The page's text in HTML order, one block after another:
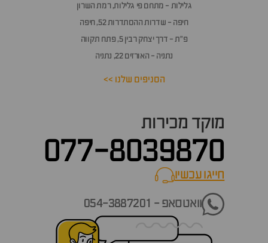
גלילות - מתחם פי גלילות, רמת השרון
חיפה - שדרות ההסתדרות 52, חיפה
פ״ת - דרך יצחק רבין 5, פתח תקווה
נתניה - האורזים 22, נתניה
הסניפים שלנו >>
מוקד מכירות
077-8039870
חייגו עכשיוcall now
וואטסאפ - 054-3887201